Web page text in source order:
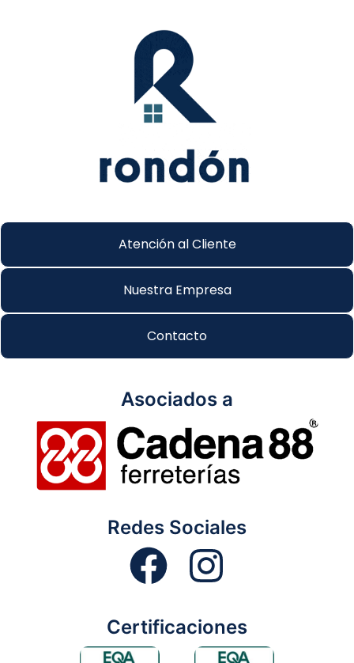
Atención al Cliente
Nuestra Empresa
Contacto
Asociados a
Redes Sociales
Certificaciones